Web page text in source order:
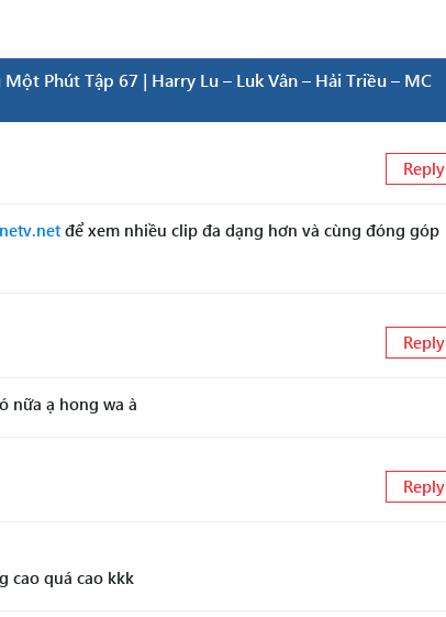
Phút Tập 67 | Harry Lu – Luk Vân – Hải Triều – MC
Reply
để xem nhiều clip đa dạng hơn và cùng đóng góp
Reply
nữa ạ hong wa à
Reply
cao quá cao kkk